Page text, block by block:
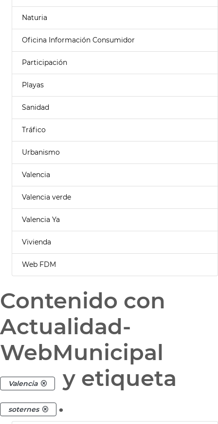
Naturia
Oficina Información Consumidor
Participación
Playas
Sanidad
Tráfico
Urbanismo
Valencia
Valencia verde
Valencia Ya
Vivienda
Web FDM
Contenido con
Actualidad-
WebMunicipal
Valencia y etiqueta
soternes .